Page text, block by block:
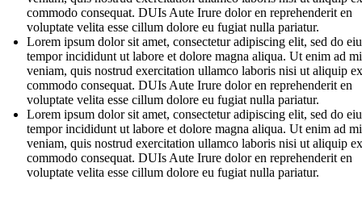
commodo consequat. DUIs Aute Irure dolor en reprehenderit en
voluptate velita esse cillum dolore eu fugiat nulla pariatur.
Lorem ipsum dolor sit amet, consectetur adipiscing elit, sed do
tempor incididunt ut labore et dolore magna aliqua. Ut enim ad
veniam, quis nostrud exercitation ullamco laboris nisi ut aliquip
commodo consequat. DUIs Aute Irure dolor en reprehenderit en
voluptate velita esse cillum dolore eu fugiat nulla pariatur.
Lorem ipsum dolor sit amet, consectetur adipiscing elit, sed do
tempor incididunt ut labore et dolore magna aliqua. Ut enim ad
veniam, quis nostrud exercitation ullamco laboris nisi ut aliquip
commodo consequat. DUIs Aute Irure dolor en reprehenderit en
voluptate velita esse cillum dolore eu fugiat nulla pariatur.